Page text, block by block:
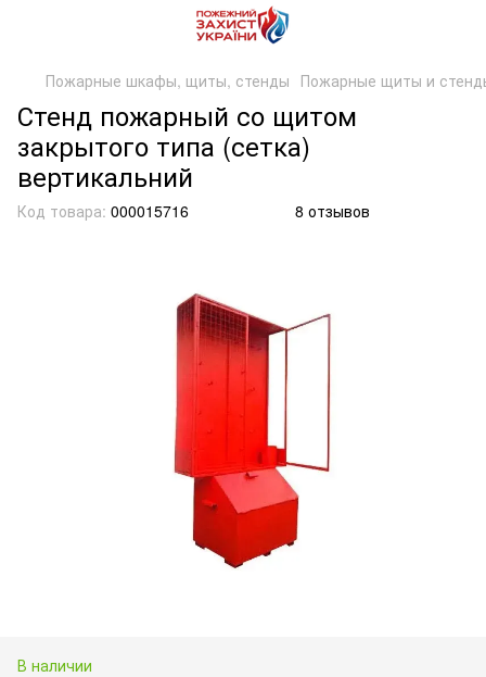
Пожарные шкафы, щиты, стенды Пожарные щиты и
Стенд пожарный со щитом
закрытого типа (сетка)
вертикальний
Код товара: 000015716 8 отзывов
В наличии